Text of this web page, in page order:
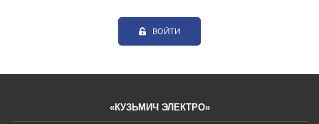
ВОЙТИ
«КУЗЬМИЧ ЭЛЕКТРО»